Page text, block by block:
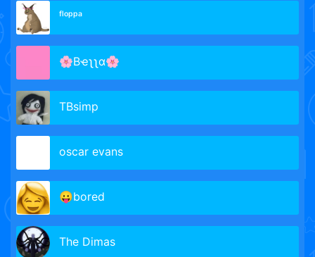
ᶠˡᵒᵖᵖᵃ
🌸Bҽʅʅα🌸
TBsimp
oscar evans
😛bored
The Dimas